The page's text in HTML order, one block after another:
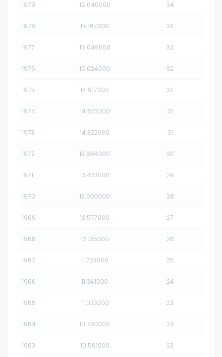
1979 15.640000 34
1978 15.167000 32
1977 15.049000 32
1976 15.024000 32
1975 14.917000 32
1974 14.672000 31
1973 14.322000 31
1972 13.884000 30
1971 13.423000 29
1970 13.000000 28
1969 12.577000 27
1968 12.135000 26
1967 11.723000 25
1966 11.341000 24
1965 11.023000 23
1964 10.780000 23
1963 10.591000 23